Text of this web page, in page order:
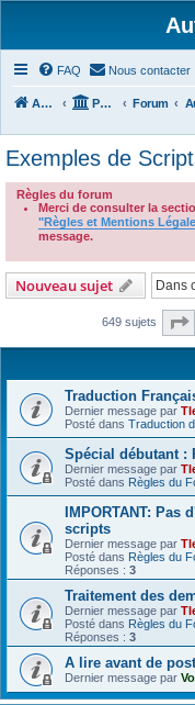
FAQ Nous contacter
Accueil Portail Forum
Exemples de
Règles du forum
Merci de consulter la
"Règles et Mentions
message.
Nouveau sujet
649 sujets
Traduction
Dernier message par
Posté dans Traduction
Spécial débutant :
Dernier message par
Posté dans Règles du
IMPORTANT:
scripts
Dernier message par
Posté dans Règles du
Réponses : 3
Traitement des
Dernier message par
Posté dans Règles du
Réponses : 3
A lire avant de
Dernier message par